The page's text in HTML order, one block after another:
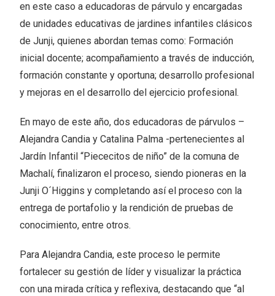
en este caso a educadoras de párvulo y encargadas
de unidades educativas de jardines infantiles clásicos
de Junji, quienes abordan temas como: Formación
inicial docente; acompañamiento a través de inducción,
formación constante y oportuna; desarrollo profesional
y mejoras en el desarrollo del ejercicio profesional.
En mayo de este año, dos educadoras de párvulos –
Alejandra Candia y Catalina Palma -pertenecientes al
Jardín Infantil “Piececitos de niño” de la comuna de
Machalí, finalizaron el proceso, siendo pioneras en la
Junji O´Higgins y completando así el proceso con la
entrega de portafolio y la rendición de pruebas de
conocimiento, entre otros.
Para Alejandra Candia, este proceso le permite
fortalecer su gestión de líder y visualizar la práctica
con una mirada crítica y reflexiva, destacando que “al